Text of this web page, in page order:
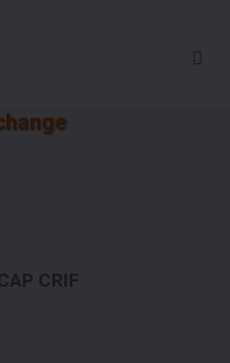
CRIF